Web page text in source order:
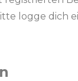
logge dich